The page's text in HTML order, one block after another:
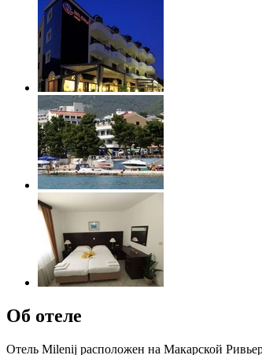
Об отеле
Отель Milenij расположен на Макарской